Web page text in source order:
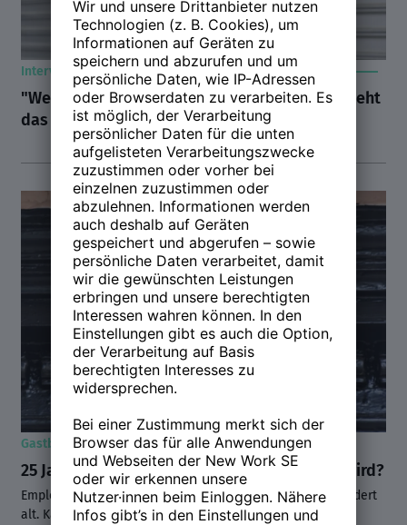
Interview mit Bestsellerautor John Strelecky
"Wenn wir genießen, was wir jeden Tag tun, steht
das Geld nicht mehr im Vordergrund"
Gastbeitrag
25 Jahre Employer Branding – Was war? Was wird?
Employer Branding wird in diesem Jahr ein Vierteljahrhundert
alt. Kann man deshalb von einer etablierten